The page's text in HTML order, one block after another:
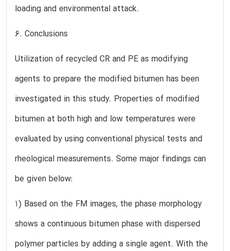
loading and environmental attack.
6. Conclusions
Utilization of recycled CR and PE as modifying
agents to prepare the modified bitumen has been
investigated in this study. Properties of modified
bitumen at both high and low temperatures were
evaluated by using conventional physical tests and
rheological measurements. Some major findings can
be given below:
1) Based on the FM images, the phase morphology
shows a continuous bitumen phase with dispersed
polymer particles by adding a single agent. With the